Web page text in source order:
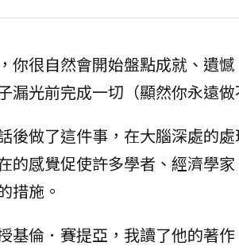
你很自然會開始盤點成就、遺
漏光前完成一切（顯然你永遠做
後做了這件事，在大腦深處的
的感覺促使許多學者、經濟學
措施。
基倫．賽提亞，我讀了他的著